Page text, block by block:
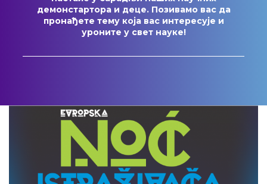
демонстартора и деце. Позивамо вас да
пронађете тему која вас интересује и
уроните у свет науке!